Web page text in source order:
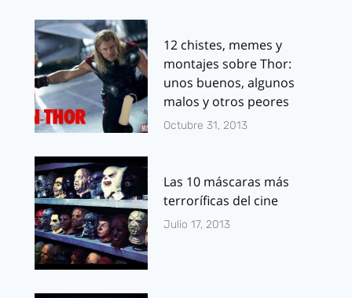
12 chistes, memes y
montajes sobre Thor:
unos buenos, algunos
malos y otros peores
Octubre 31, 2013
Las 10 máscaras más
terroríficas del cine
Julio 17, 2013